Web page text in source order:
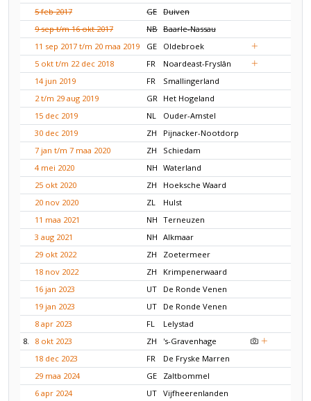
5 feb 2017
GE Duiven
9 sep t/m 16 okt 2017
NB Baarle-Nassau
11 sep 2017 t/m 20 maa 2019
GE
Oldebroek
5 okt t/m 22 dec 2018
FR
Noardeast-Fryslân
14 jun 2019
FR
Smallingerland
2 t/m 29 aug 2019
GR Het Hogeland
15 dec 2019
NL
Ouder-Amstel
30 dec 2019
ZH
Pijnacker-Nootdorp
7 jan t/m 7 maa 2020
ZH
Schiedam
4 mei 2020
NH Waterland
25 okt 2020
ZH
Hoeksche Waard
20 nov 2020
ZL
Hulst
11 maa 2021
NH Terneuzen
3 aug 2021
NH Alkmaar
29 okt 2022
ZH
Zoetermeer
18 nov 2022
ZH
Krimpenerwaard
16 jan 2023
UT
De Ronde Venen
19 jan 2023
UT
De Ronde Venen
8 apr 2023
FL
Lelystad
8.
8 okt 2023 ZH
's-Gravenhage
18 dec 2023
FR
De Fryske Marren
29 maa 2024
GE
Zaltbommel
6 apr 2024
UT Vijfheerenlanden